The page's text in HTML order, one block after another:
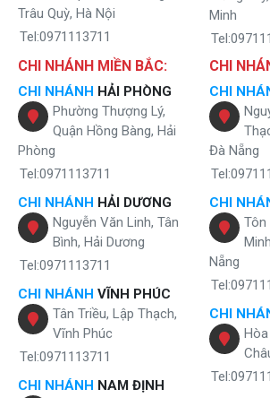
Trâu Quỳ, Hà Nội
Tel:0971113711
Minh
CHI NHÁNH MIỀN BẮC:
CHI NHÁNH HẢI PHÒNG
Phường Thượng Lý,
Quận Hồng Bàng, Hải
Phòng
Tel:0971113711
CHI NHÁNH HẢI DƯƠNG
Nguyễn Văn Linh, Tân
Bình, Hải Dương
Tel:0971113711
CHI NHÁNH VĨNH PHÚC
Tân Triều, Lập Thạch,
Vĩnh Phúc
Tel:0971113711
CHI NHÁNH NAM ĐỊNH
CHI
CHI
Đà Nẵng
CHI
Tôn
Nẵng
CHI